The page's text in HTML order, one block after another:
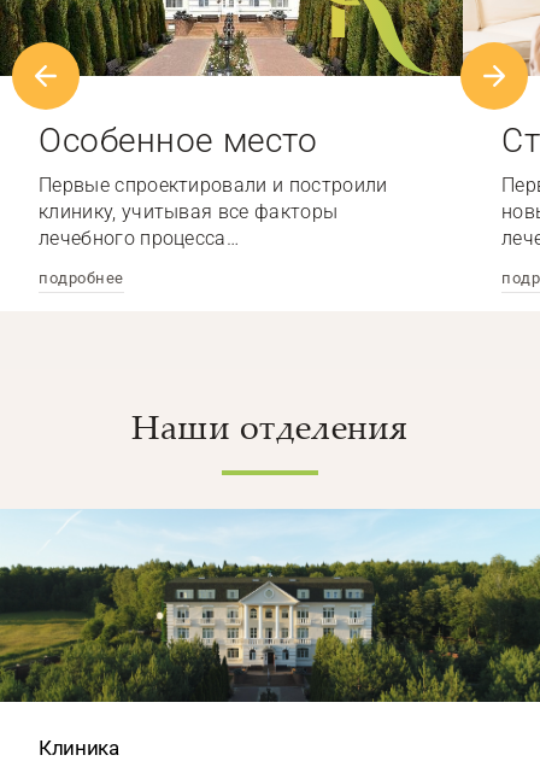
Особенное место
Первые спроектировали и построили
клинику, учитывая все факторы
лечебного процесса…
подробнее
Наши отделения
Клиника